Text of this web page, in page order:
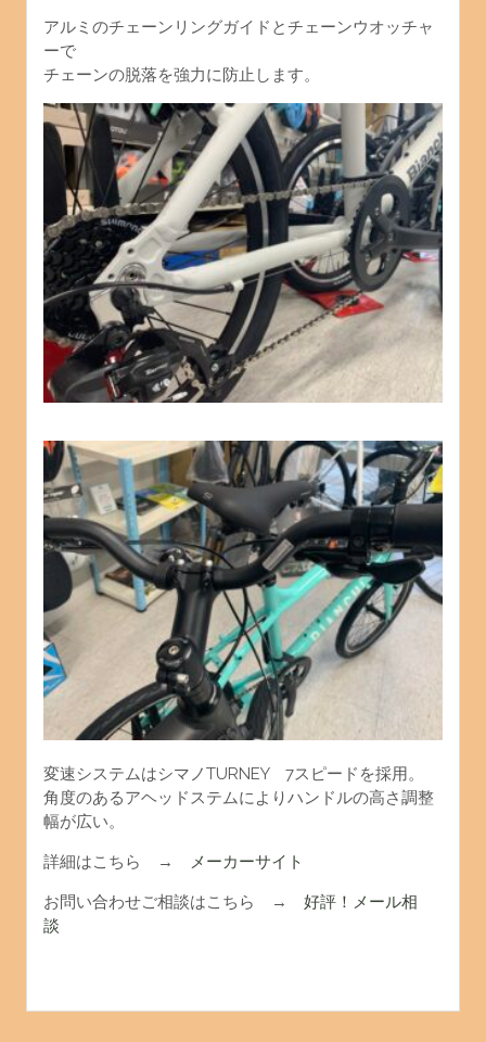
アルミのチェーンリングガイドとチェーンウオッチャ
ーで
チェーンの脱落を強力に防止します。
変速システムはシマノTURNEY 7スピードを採用。
角度のあるアヘッドステムによりハンドルの高さ調整
幅が広い。
詳細はこちら → メーカーサイト
お問い合わせご相談はこちら → 好評！メール相
談